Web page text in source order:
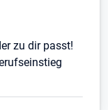
zu dir passt!